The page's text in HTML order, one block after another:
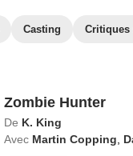
Casting Critiques
Zombie Hunter
De K. King
Avec Martin Copping